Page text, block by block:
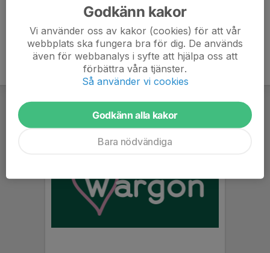
Godkänn kakor
Vi använder oss av kakor (cookies) för att vår
webbplats ska fungera bra för dig. De används
även för webbanalys i syfte att hjälpa oss att
förbättra våra tjänster.
Så använder vi cookies
Godkänn alla kakor
Bara nödvändiga